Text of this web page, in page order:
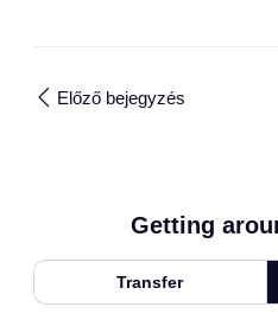
Előző bejegyzés
Getting
Transfer